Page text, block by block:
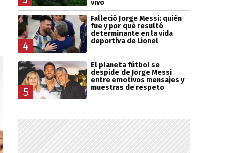
vivo
4
Falleció Jorge Messi: quién
fue y por qué resultó
determinante en la vida
deportiva de Lionel
5
El planeta fútbol se
despide de Jorge Messi
entre emotivos mensajes y
muestras de respeto